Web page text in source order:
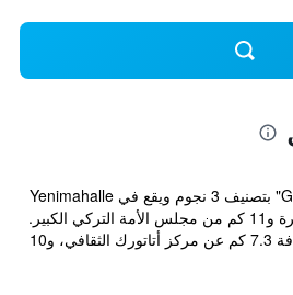
يتمتع مكان إقامة "Gimat Otel" بتصنيف 3 نجوم ويقع في Yenimahalle
على بُعد 10 كم من قلعة أنقرة و11 كم من مجلس الأمة التركي الكبير.
يبعد مكان الإقامة تقريباً مسافة 7.3 كم عن مركز أتاتورك الثقافي، و10